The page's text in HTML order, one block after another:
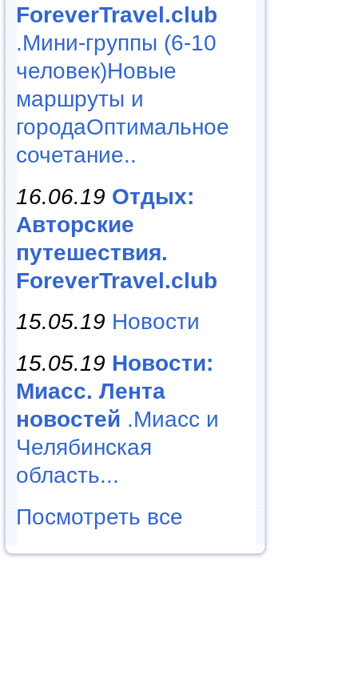
ForeverTravel.club
.Мини-группы (6-10
человек)Новые
маршруты и
городаОптимальное
сочетание..
16.06.19 Отдых:
Авторские
путешествия.
ForeverTravel.club
15.05.19 Новости
15.05.19 Новости:
Миасс. Лента
новостей .Миасс и
Челябинская
область...
Посмотреть все